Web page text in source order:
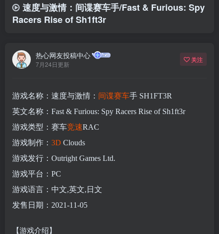
速度与激情：间谍赛车手/Fast & Furious: Spy
Racers Rise of Sh1ft3r
热心网友投稿中心
7月24日更新
关注
游戏名称：速度与激情： 间谍赛车手 SH1FT3R
英文名称：Fast & Furious: Spy Racers Rise of Sh1ft3r
游戏类型：赛车竞速RAC
游戏制作： 3D Clouds
游戏发行：Outright Games Ltd.
游戏平台：PC
游戏语言：中文,英文,日文
发售日期：2021-11-05
【游戏介绍】